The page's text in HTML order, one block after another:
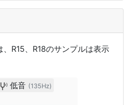
R15、R18のサンプルは表示
低音 (135Hz)